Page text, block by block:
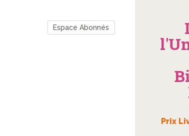
Espace Abonnés
Prix